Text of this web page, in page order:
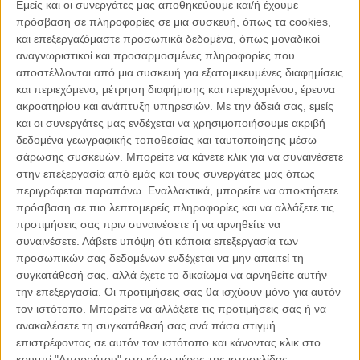
Εμείς και οι συνεργάτες μας αποθηκεύουμε και/ή έχουμε
πρόσβαση σε πληροφορίες σε μια συσκευή, όπως τα cookies,
και επεξεργαζόμαστε προσωπικά δεδομένα, όπως μοναδικοί
αναγνωριστικοί και προσαρμοσμένες πληροφορίες που
αποστέλλονται από μια συσκευή για εξατομικευμένες διαφημίσεις
και περιεχόμενο, μέτρηση διαφήμισης και περιεχομένου, έρευνα
ακροατηρίου και ανάπτυξη υπηρεσιών. Με την άδειά σας, εμείς
και οι συνεργάτες μας ενδέχεται να χρησιμοποιήσουμε ακριβή
δεδομένα γεωγραφικής τοποθεσίας και ταυτοποίησης μέσω
σάρωσης συσκευών. Μπορείτε να κάνετε κλικ για να συναινέσετε
στην επεξεργασία από εμάς και τους συνεργάτες μας όπως
περιγράφεται παραπάνω. Εναλλακτικά, μπορείτε να αποκτήσετε
πρόσβαση σε πιο λεπτομερείς πληροφορίες και να αλλάξετε τις
προτιμήσεις σας πριν συναινέσετε ή να αρνηθείτε να
συναινέσετε. Λάβετε υπόψη ότι κάποια επεξεργασία των
προσωπικών σας δεδομένων ενδέχεται να μην απαιτεί τη
συγκατάθεσή σας, αλλά έχετε το δικαίωμα να αρνηθείτε αυτήν
την επεξεργασία. Οι προτιμήσεις σας θα ισχύουν μόνο για αυτόν
τον ιστότοπο. Μπορείτε να αλλάξετε τις προτιμήσεις σας ή να
ανακαλέσετε τη συγκατάθεσή σας ανά πάσα στιγμή
επιστρέφοντας σε αυτόν τον ιστότοπο και κάνοντας κλικ στο
Πρώτα πρέπει ο εργάτης να καταλάβει την αξία του. Γιατί οι
εξουσίες τον θέλουν εξουθενωμένο για να μην μπορεί να
αντιδράσει.
Μισθοί και ζωή αξιοπρέπειας για όλους.
Είναι απαράδεκτο ο επιστήμονας γιατρός να διορίζεται με
μισθό 1100 ευρώ, ο καθηγητής με 800 ευρώ και ο εργάτης
620 καθαρά.
Και από την άλλη να υπάρχουν μισθοί τεράστιοι στελεχών
της εξουσίας και της διοίκησης.
Για ποια κοινωνία αξιοκρατίας μιλάνε όταν εκατομμύρια
παιδιά πεθαίνουν κάθε χρόνο από την πείνα. Και φυσικά δε
πεθαίνουν των πλουσίων.